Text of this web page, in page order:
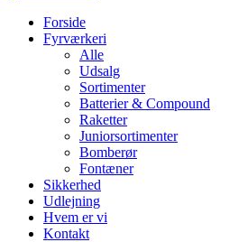
Forside
Fyrværkeri
Alle
Udsalg
Sortimenter
Batterier & Compound
Raketter
Juniorsortimenter
Bomberør
Fontæner
Sikkerhed
Udlejning
Hvem er vi
Kontakt